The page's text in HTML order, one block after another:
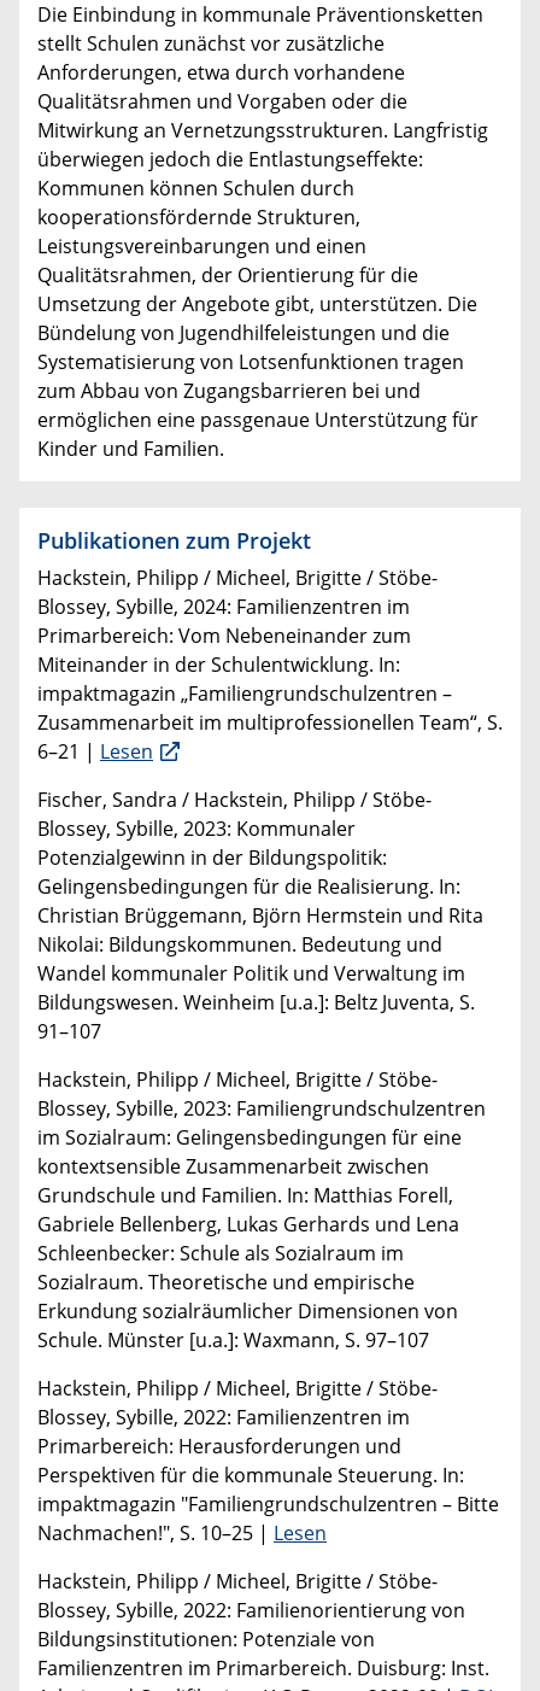
Die Einbindung in kommunale Präventionsketten
stellt Schulen zunächst vor zusätzliche
Anforderungen, etwa durch vorhandene
Qualitätsrahmen und Vorgaben oder die
Mitwirkung an Vernetzungsstrukturen. Langfristig
überwiegen jedoch die Entlastungseffekte:
Kommunen können Schulen durch
kooperationsfördernde Strukturen,
Leistungsvereinbarungen und einen
Qualitätsrahmen, der Orientierung für die
Umsetzung der Angebote gibt, unterstützen. Die
Bündelung von Jugendhilfeleistungen und die
Systematisierung von Lotsenfunktionen tragen
zum Abbau von Zugangsbarrieren bei und
ermöglichen eine passgenaue Unterstützung für
Kinder und Familien.
Publikationen zum Projekt
Hackstein, Philipp / Micheel, Brigitte / Stöbe-
Blossey, Sybille, 2024: Familienzentren im
Primarbereich: Vom Nebeneinander zum
Miteinander in der Schulentwicklung. In:
impaktmagazin „Familiengrundschulzentren –
Zusammenarbeit im multiprofessionellen Team“, S.
6–21 | Lesen
Fischer, Sandra / Hackstein, Philipp / Stöbe-
Blossey, Sybille, 2023: Kommunaler
Potenzialgewinn in der Bildungspolitik:
Gelingensbedingungen für die Realisierung. In:
Christian Brüggemann, Björn Hermstein und Rita
Nikolai: Bildungskommunen. Bedeutung und
Wandel kommunaler Politik und Verwaltung im
Bildungswesen. Weinheim [u.a.]: Beltz Juventa, S.
91–107
Hackstein, Philipp / Micheel, Brigitte / Stöbe-
Blossey, Sybille, 2023: Familiengrundschulzentren
im Sozialraum: Gelingensbedingungen für eine
kontextsensible Zusammenarbeit zwischen
Grundschule und Familien. In: Matthias Forell,
Gabriele Bellenberg, Lukas Gerhards und Lena
Schleenbecker: Schule als Sozialraum im
Sozialraum. Theoretische und empirische
Erkundung sozialräumlicher Dimensionen von
Schule. Münster [u.a.]: Waxmann, S. 97–107
Hackstein, Philipp / Micheel, Brigitte / Stöbe-
Blossey, Sybille, 2022: Familienzentren im
Primarbereich: Herausforderungen und
Perspektiven für die kommunale Steuerung. In:
impaktmagazin "Familiengrund­schulzentren – Bitte
Nachmachen!", S. 10–25 | Lesen
Hackstein, Philipp / Micheel, Brigitte / Stöbe-
Blossey, Sybille, 2022: Familienorientierung von
Bildungsinstitutionen: Potenziale von
Familienzentren im Primarbereich. Duisburg: Inst.